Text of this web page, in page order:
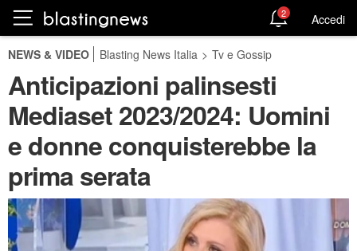
2 Accedi
NEWS & VIDEO Blasting News Italia > Tv e Gossip
Anticipazioni palinsesti
Mediaset 2023/2024: Uomini
e donne conquisterebbe la
prima serata